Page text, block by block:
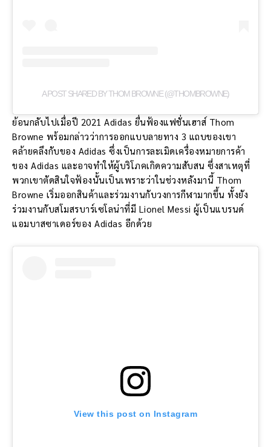
A POST SHARED BY THOM BROWNE (@THOMBROWNE)
ย้อนกลับไปเมื่อปี 2021 Adidas ยื่นฟ้องแฟชั่นเฮาส์ Thom
Browne พร้อมกล่าวว่าการออกแบบลายทาง 3 แถบของเขา
คล้ายคลึงกับของ Adidas ซึ่งเป็นการละเมิดเครื่องหมายการค้า
ของ Adidas และอาจทำให้ผู้บริโภคเกิดความสับสน ซึ่งสาเหตุที่
พวกเขาตัดสินใจฟ้องนั้นเป็นเพราะว่าในช่วงหลังมานี้ Thom
Browne เริ่มออกสินค้าและร่วมงานกับวงการกีฬามากขึ้น ทั้งยัง
ร่วมงานกับสโมสรบาร์เซโลน่าที่มี Lionel Messi ผู้เป็นแบรนด์
แอมบาสซาเดอร์ของ Adidas อีกด้วย
View this post on Instagram